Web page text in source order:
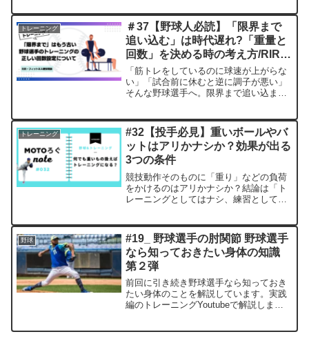
生・社会人野球の現場ですぐに使えるマ
ネジメント術をプロトレーナーが解説し
ます。
トレーニング
＃37【野球人必読】「限界まで
追い込む」は時代遅れ?「重量と
回数」を決める時の考え方/RIRと
フィットネスー疲労理論
「筋トレをしているのに球速が上がらな
い」「試合前に休むと逆に調子が悪い」
そんな野球選手へ。限界まで追い込まず
プロトレーナーがわかりやすく解説しま
す。
トレーニング
#32【投手必見】重いボールやバ
ットはアリかナシか？効果が出る
3つの条件
競技動作そのものに「重り」などの負荷
をかけるのはアリかナシか？結論は「ト
レーニングとしてはナシ、練習としては
します。
野球
#19_ 野球選手の肘関節 野球選手
なら知っておきたい身体の知識
第２弾
前回に引き続き野球選手なら知っておき
たい身体のことを解説しています。実践
編のトレーニングYoutubeで解説しまし